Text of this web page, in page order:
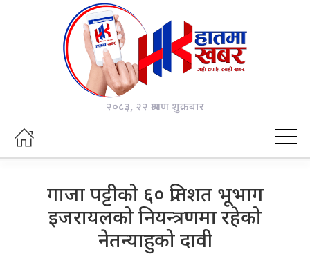
२०८३, २२ श्रावण शुक्रबार
गाजा पट्टीको ६० प्रतिशत भूभाग
इजरायलको नियन्त्रणमा रहेको
नेतन्याहुको दावी